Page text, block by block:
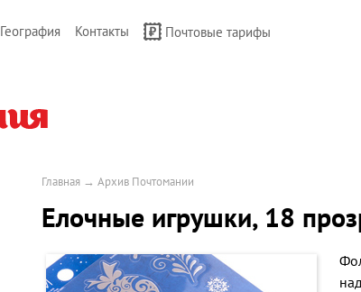
География Контакты Почтовые тарифы
Главная → Архив Почтомании
Елочные игрушки, 18